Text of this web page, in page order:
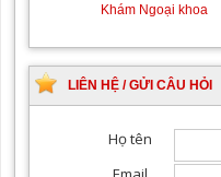
Khám Ngoại khoa
LIÊN HỆ / GỬI CÂU HỎI